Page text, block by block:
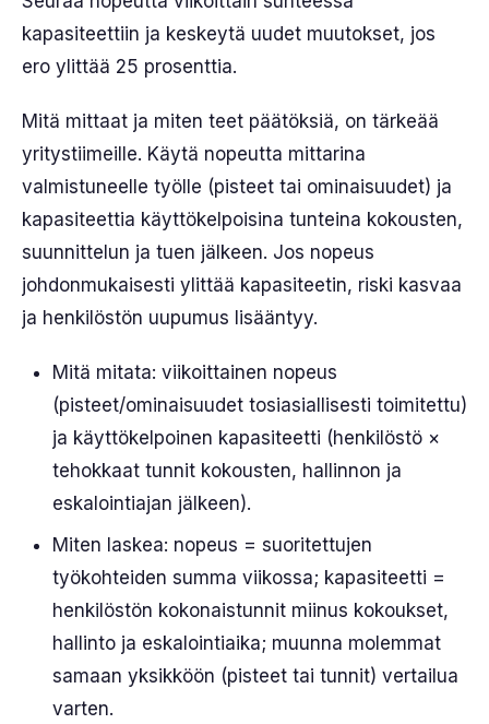
kapasiteettiin ja keskeytä uudet muutokset, jos
ero ylittää 25 prosenttia.
Mitä mittaat ja miten teet päätöksiä, on tärkeää
yritystiimeille. Käytä nopeutta mittarina
valmistuneelle työlle (pisteet tai ominaisuudet) ja
kapasiteettia käyttökelpoisina tunteina kokousten,
suunnittelun ja tuen jälkeen. Jos nopeus
johdonmukaisesti ylittää kapasiteetin, riski kasvaa
ja henkilöstön uupumus lisääntyy.
Mitä mitata: viikoittainen nopeus
(pisteet/ominaisuudet tosiasiallisesti toimitettu)
ja käyttökelpoinen kapasiteetti (henkilöstö ×
tehokkaat tunnit kokousten, hallinnon ja
eskalointiajan jälkeen).
Miten laskea: nopeus = suoritettujen
työkohteiden summa viikossa; kapasiteetti =
henkilöstön kokonaistunnit miinus kokoukset,
hallinto ja eskalointiaika; muunna molemmat
samaan yksikköön (pisteet tai tunnit) vertailua
varten.